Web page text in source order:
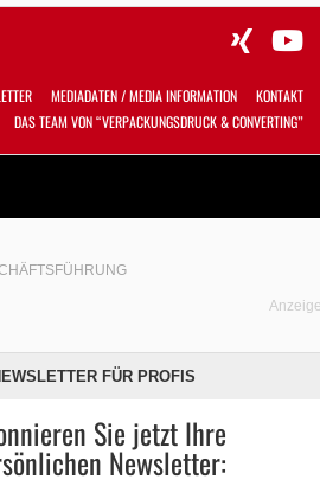
MEDIADATEN / MEDIA INFORMATION
KONTAKT
DAS TEAM VON “VERPACKUNGSDRUCK & CONVERTING”
Anzeige
FÜR PROFIS
Sie jetzt Ihre
Newsletter: